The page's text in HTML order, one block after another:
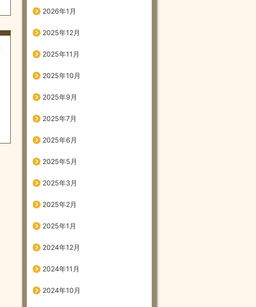
2026年1月
2025年12月
2025年11月
2025年10月
2025年9月
2025年7月
2025年6月
2025年5月
2025年3月
2025年2月
2025年1月
2024年12月
2024年11月
2024年10月